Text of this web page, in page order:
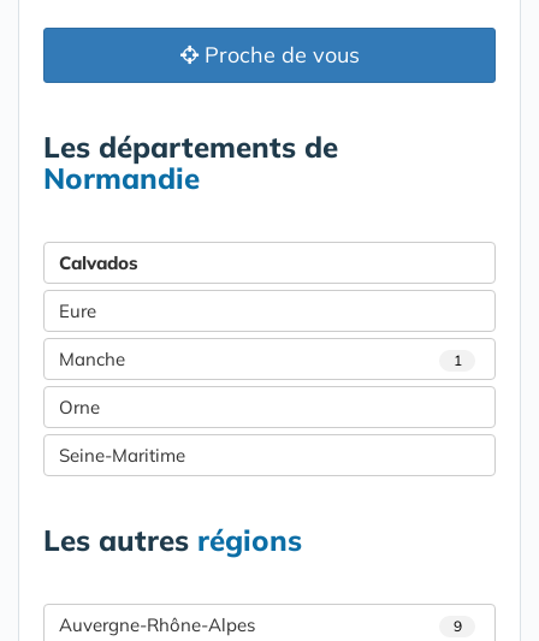
Proche de vous
Les départements de
Normandie
Calvados
Eure
Manche 1
Orne
Seine-Maritime
Les autres régions
Auvergne-Rhône-Alpes 9